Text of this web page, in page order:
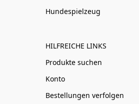
Hundespielzeug
HILFREICHE LINKS
Produkte suchen
Konto
Bestellungen verfolgen